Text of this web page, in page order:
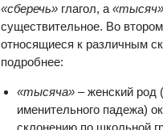
«сберечь» глагол, а «тысяч»
существительное. Во втором
относящиеся к различным
подробнее:
«тысяча» – женский род (
именительного падежа)
склонению по школьной